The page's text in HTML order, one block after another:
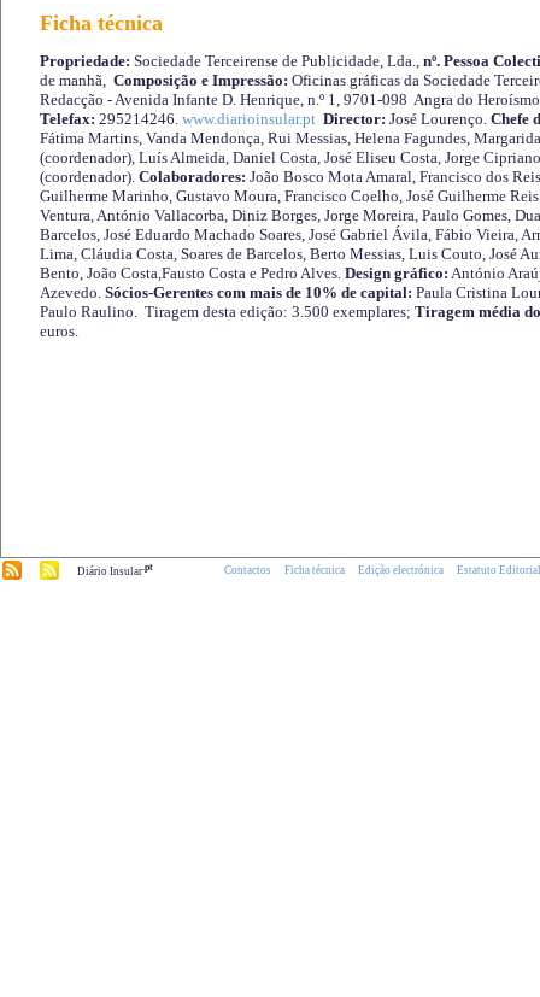
Ficha técnica
Propriedade: Sociedade Terceirense de Publicidade, Lda., nº. Pessoa
de manhã, Composição e Impressão: Oficinas gráficas da Sociedade
Redacção - Avenida Infante D. Henrique, n.º 1, 9701-098 Angra do
Telefax: 295214246. www.diarioinsular.pt Director: José Lourenço. Chefe
Fátima Martins, Vanda Mendonça, Rui Messias, Helena Fagundes,
(coordenador), Luís Almeida, Daniel Costa, José Eliseu Costa, Jorge
(coordenador). Colaboradores: João Bosco Mota Amaral, Francisco dos
Guilherme Marinho, Gustavo Moura, Francisco Coelho, José Guilherme
Ventura, António Vallacorba, Diniz Borges, Jorge Moreira, Paulo Gomes,
Barcelos, José Eduardo Machado Soares, José Gabriel Ávila, Fábio Vieira,
Lima, Cláudia Costa, Soares de Barcelos, Berto Messias, Luis Couto, José
Bento, João Costa,Fausto Costa e Pedro Alves. Design gráfico: António
Azevedo. Sócios-Gerentes com mais de 10% de capital: Paula Cristina
Paulo Raulino. Tiragem desta edição: 3.500 exemplares; Tiragem média
euros.
Diário Insular.pt Contactos Ficha técnica Edição electrónica Estatuto Editorial